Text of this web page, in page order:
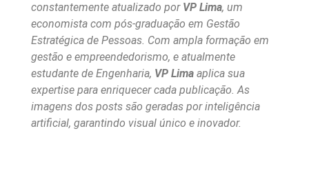
constantemente atualizado por VP Lima, um
economista com pós-graduação em Gestão
Estratégica de Pessoas. Com ampla formação em
gestão e empreendedorismo, e atualmente
estudante de Engenharia, VP Lima aplica sua
expertise para enriquecer cada publicação. As
imagens dos posts são geradas por inteligência
artificial, garantindo visual único e inovador.